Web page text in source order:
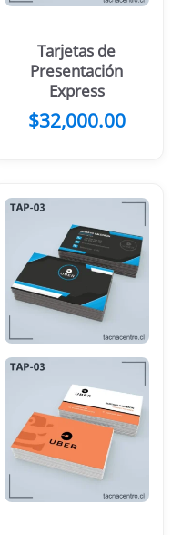
Tarjetas de
Presentación
Express
$32,000.00